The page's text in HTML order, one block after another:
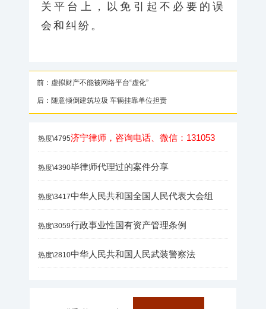
关平台上，以免引起不必要的误
会和纠纷。
前：虚拟财产不能被网络平台“虚化”
后：随意倾倒建筑垃圾 车辆挂靠单位担责
热度\4795济宁律师，咨询电话、微信：131053
热度\4390毕律师代理过的案件分享
热度\3417中华人民共和国全国人民代表大会组
热度\3059行政事业性国有资产管理条例
热度\2810中华人民共和国人民武装警察法